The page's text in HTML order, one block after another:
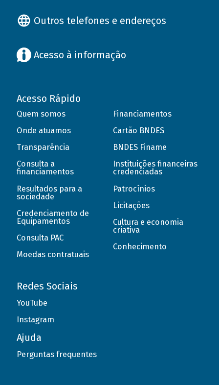
Outros telefones e endereços
Acesso à informação
Acesso Rápido
Quem somos
Onde atuamos
Transparência
Consulta a
financiamentos
Resultados para a
sociedade
Credenciamento de
Equipamentos
Consulta PAC
Moedas contratuais
Financiamentos
Cartão BNDES
BNDES Finame
Instituições financeiras
credenciadas
Patrocínios
Licitações
Cultura e economia
criativa
Conhecimento
Redes Sociais
YouTube
Instagram
Ajuda
Perguntas frequentes